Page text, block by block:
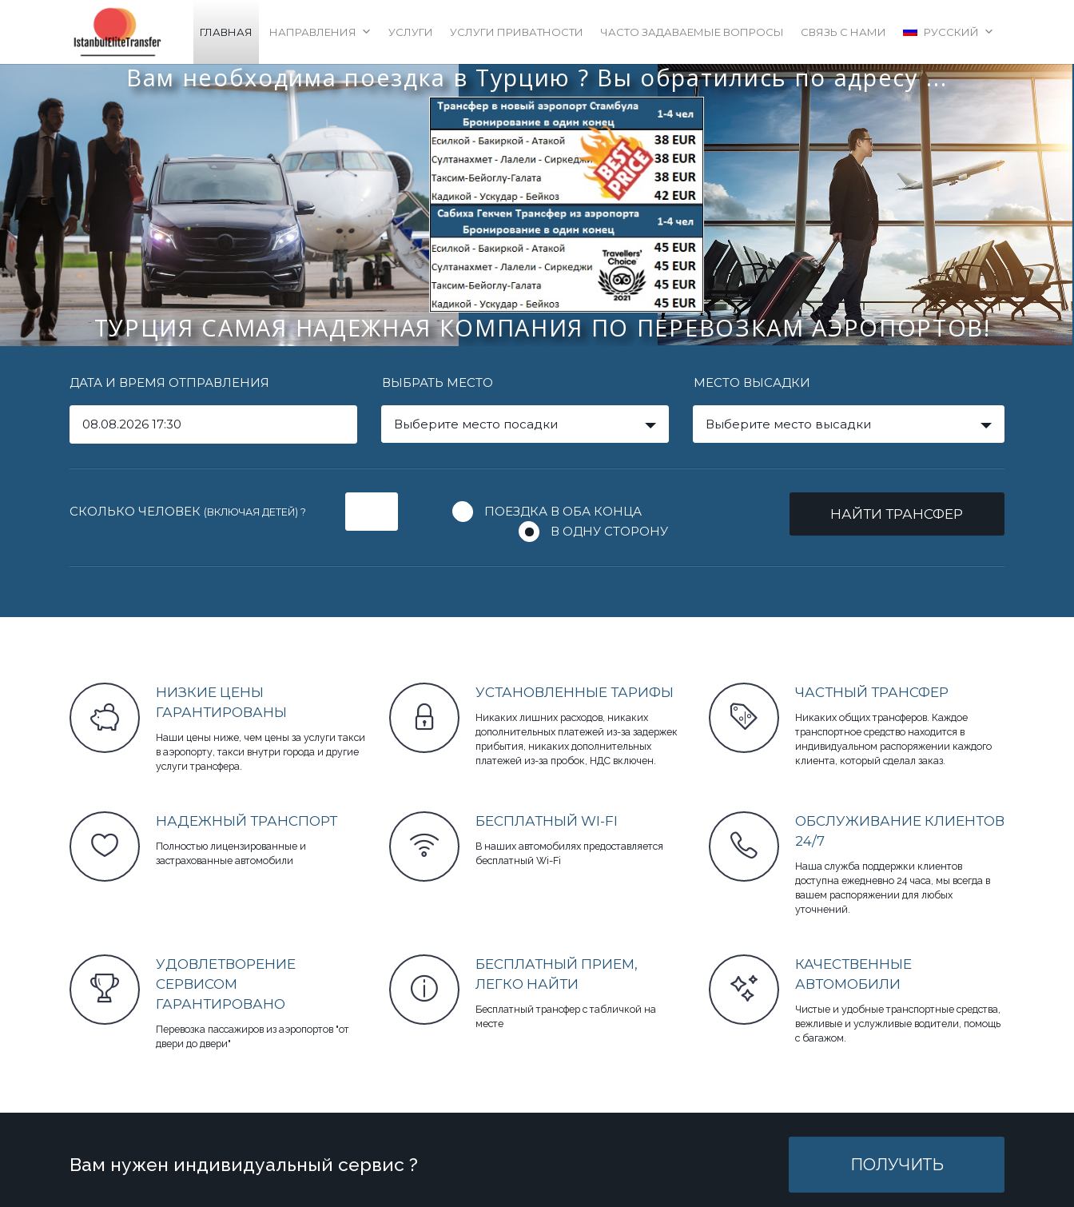
ГЛАВНАЯ НАПРАВЛЕНИЯ УСЛУГИ УСЛУГИ ПРИВАТНОСТИ ЧАСТО ЗАДАВАЕМЫЕ ВОПРОСЫ СВЯЗЬ С НАМИ РУССКИЙ
Вам необходима поездка в Турцию ? Вы обратились по адресу ...
ТУРЦИЯ САМАЯ НАДЕЖНАЯ КОМПАНИЯ ПО ПЕРЕВОЗКАМ АЭРОПОРТОВ!
ДАТА И ВРЕМЯ ОТПРАВЛЕНИЯ ВЫБРАТЬ МЕСТО
Выберите место посадки
МЕСТО ВЫСАДКИ
Выберите место высадки
СКОЛЬКО ЧЕЛОВЕК (ВКЛЮЧАЯ ДЕТЕЙ) ?
ПОЕЗДКА В ОБА КОНЦА
В ОДНУ СТОРОНУ
НАЙТИ ТРАНСФЕР
НИЗКИЕ ЦЕНЫ
ГАРАНТИРОВАНЫ
Наши цены ниже, чем цены за услуги такси
в аэропорту, такси внутри города и другие
услуги трансфера.
УСТАНОВЛЕННЫЕ ТАРИФЫ
Никаких лишних расходов, никаких
дополнительных платежей из-за задержек
прибытия, никаких дополнительных
платежей из-за пробок, НДС включен.
ЧАСТНЫЙ ТРАНСФЕР
Никаких общих трансферов. Каждое
транспортное средство находится в
индивидуальном распоряжении каждого
клиента, который сделал заказ.
НАДЕЖНЫЙ ТРАНСПОРТ
Полностью лицензированные и
застрахованные автомобили
БЕСПЛАТНЫЙ WI-FI
В наших автомобилях предоставляется
бесплатный Wi-Fi
ОБСЛУЖИВАНИЕ КЛИЕНТОВ
24/7
Наша служба поддержки клиентов
доступна ежедневно 24 часа, мы всегда в
вашем распоряжении для любых
уточнений.
УДОВЛЕТВОРЕНИЕ
СЕРВИСОМ
ГАРАНТИРОВАНО
Перевозка пассажиров из аэропортов "от
двери до двери"
БЕСПЛАТНЫЙ ПРИЕМ,
ЛЕГКО НАЙТИ
Бесплатный трансфер с табличкой на
месте
КАЧЕСТВЕННЫЕ
АВТОМОБИЛИ
Чистые и удобные транспортные средства,
вежливые и услужливые водители, помощь
с багажом.
Вам нужен индивидуальный сервис ? ПОЛУЧИТЬ